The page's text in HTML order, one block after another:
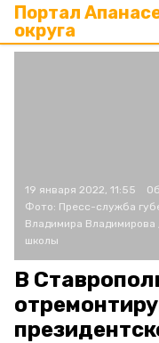
Портал
округа
19 января 2022, 11:55
Фото: Пресс-служба
Владимира Владимирова
школы
В